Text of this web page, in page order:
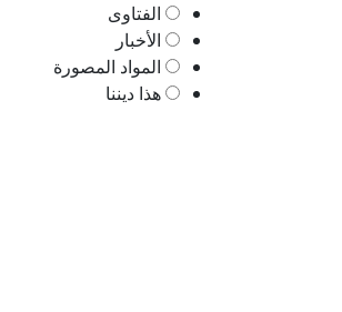
الفتاوى
الأخبار
المواد المصورة
هذا ديننا